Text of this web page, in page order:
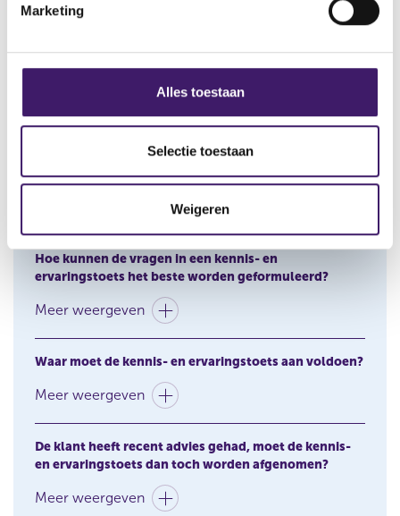
Marketing
Alles toestaan
Selectie toestaan
Weigeren
Welke inhoudelijke elementen moet de kennis- en
ervaringstoets bevatten?
Hoe kan de effectiviteit van de kennis- en
ervaringstoets worden geëvalueerd?
Hoe kunnen de vragen in een kennis- en
ervaringstoets het beste worden geformuleerd?
Meer weergeven
Waar moet de kennis- en ervaringstoets aan voldoen?
Meer weergeven
De klant heeft recent advies gehad, moet de kennis-
en ervaringstoets dan toch worden afgenomen?
Meer weergeven